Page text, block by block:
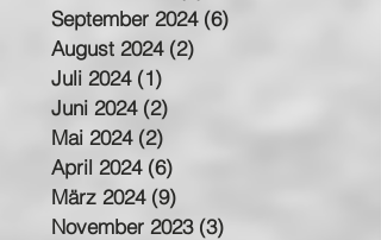
September 2024 (6)
August 2024 (2)
Juli 2024 (1)
Juni 2024 (2)
Mai 2024 (2)
April 2024 (6)
März 2024 (9)
November 2023 (3)